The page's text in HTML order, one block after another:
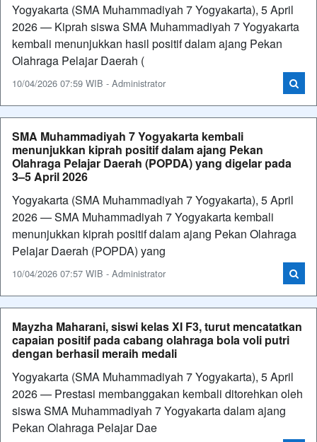
Yogyakarta (SMA Muhammadiyah 7 Yogyakarta), 5 April
2026 — Kiprah siswa SMA Muhammadiyah 7 Yogyakarta
kembali menunjukkan hasil positif dalam ajang Pekan
Olahraga Pelajar Daerah (
10/04/2026 07:59 WIB - Administrator
SMA Muhammadiyah 7 Yogyakarta kembali
menunjukkan kiprah positif dalam ajang Pekan
Olahraga Pelajar Daerah (POPDA) yang digelar pada
3–5 April 2026
Yogyakarta (SMA Muhammadiyah 7 Yogyakarta), 5 April
2026 — SMA Muhammadiyah 7 Yogyakarta kembali
menunjukkan kiprah positif dalam ajang Pekan Olahraga
Pelajar Daerah (POPDA) yang
10/04/2026 07:57 WIB - Administrator
Mayzha Maharani, siswi kelas XI F3, turut mencatatkan
capaian positif pada cabang olahraga bola voli putri
dengan berhasil meraih medali
Yogyakarta (SMA Muhammadiyah 7 Yogyakarta), 5 April
2026 — Prestasi membanggakan kembali ditorehkan oleh
siswa SMA Muhammadiyah 7 Yogyakarta dalam ajang
Pekan Olahraga Pelajar Dae